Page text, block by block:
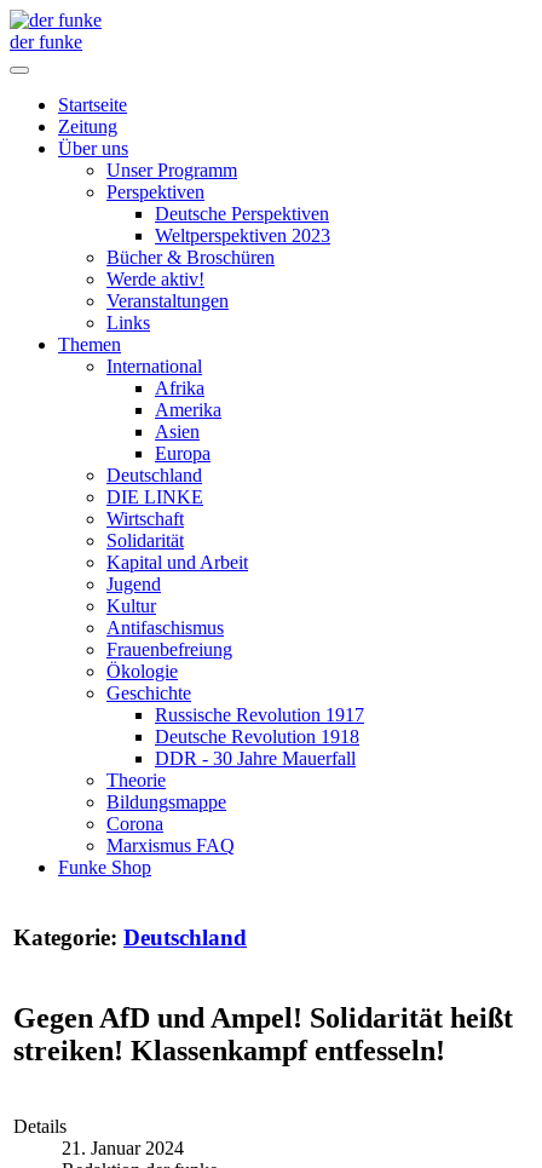
der funke
Startseite
Zeitung
Über uns
Unser Programm
Perspektiven
Deutsche Perspektiven
Weltperspektiven 2023
Bücher & Broschüren
Werde aktiv!
Veranstaltungen
Links
Themen
International
Afrika
Amerika
Asien
Europa
Deutschland
DIE LINKE
Wirtschaft
Solidarität
Kapital und Arbeit
Jugend
Kultur
Antifaschismus
Frauenbefreiung
Ökologie
Geschichte
Russische Revolution 1917
Deutsche Revolution 1918
DDR - 30 Jahre Mauerfall
Theorie
Bildungsmappe
Corona
Marxismus FAQ
Funke Shop
Kategorie: Deutschland
Gegen AfD und Ampel! Solidarität heißt
streiken! Klassenkampf entfesseln!
Details
21. Januar 2024